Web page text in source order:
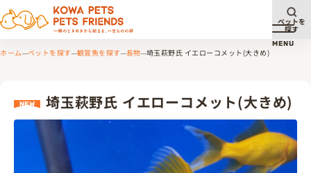
メニ
MENU
ペットを
探す
ホーム ペットを探す 観賞魚を探す 長物 埼玉萩野氏 イエローコメット(大きめ)
NEW 埼玉萩野氏 イエローコメット(大きめ)